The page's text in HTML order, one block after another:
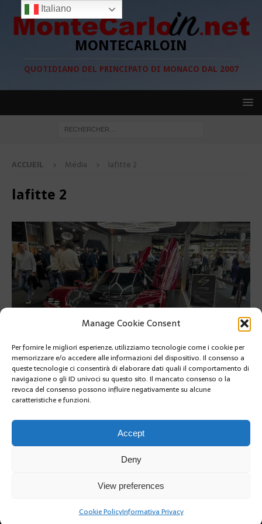
Manage Cookie Consent
Per fornire le migliori esperienze, utilizziamo tecnologie come i cookie per
memorizzare e/o accedere alle informazioni del dispositivo. Il consenso a
queste tecnologie ci consentirà di elaborare dati quali il comportamento di
navigazione o gli ID univoci su questo sito. Il mancato consenso o la
revoca del consenso possono influire negativamente su alcune
caratteristiche e funzioni.
Accept
Deny
View preferences
Cookie PolicyInformativa Privacy
MONTECARLOIN
QUOTIDIANO DEL PRINCIPATO DI MONACO DAL 2007
ACCUEIL Média lafitte 2
lafitte 2
Copyright @2019 | by Crivle
Italiano